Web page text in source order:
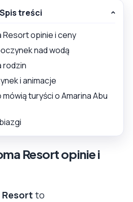
Spis treści
Resort opinie i ceny
nad wodą
rodzin
i animacje
turyści o Amarina Abu
Resort opinie i
Resort to